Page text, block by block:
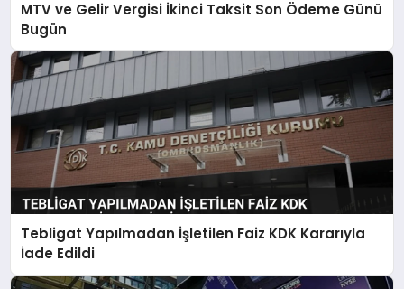
MTV ve Gelir Vergisi İkinci Taksit Son Ödeme Günü
Bugün
Tebligat Yapılmadan İşletilen Faiz KDK Kararıyla
İade Edildi